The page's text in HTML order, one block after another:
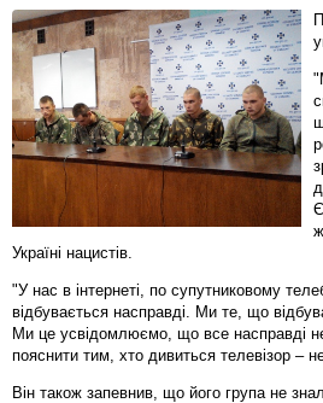
Україні нацистів.
"У нас в інтернеті, по супутниковому
відбувається насправді. Ми те, що
Ми це усвідомлюємо, що все насправді
пояснити тим, хто дивиться телевізор –
Він також запевнив, що його група не